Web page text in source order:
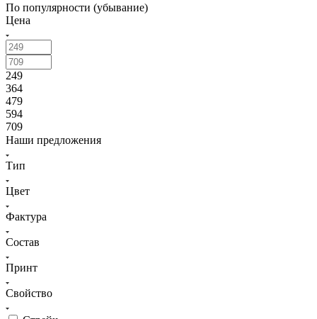
По популярности (убывание)
Цена
249
364
479
594
709
Наши предложения
Тип
Цвет
Фактура
Состав
Принт
Свойство